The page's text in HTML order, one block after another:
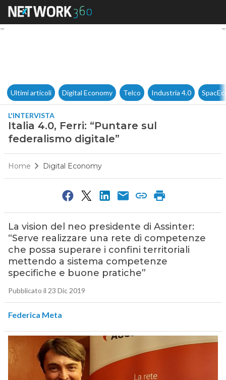
Italia 4.0, Ferri: “Puntare sul
Ultimi articoli Digital Economy Telco Industria 4.0
L'INTERVISTA
Italia 4.0, Ferri: “Puntare sul
federalismo digitale”
Home Digital Economy
La vision del neo presidente di Assinter:
“Serve realizzare una rete di competenze
che possa superare i confini territoriali
mettendo a sistema competenze
specifiche e buone pratiche”
Pubblicato il 23 Dic 2019
Federica Meta